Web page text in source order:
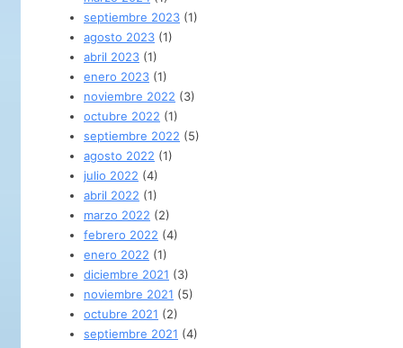
septiembre 2023 (1)
agosto 2023 (1)
abril 2023 (1)
enero 2023 (1)
noviembre 2022 (3)
octubre 2022 (1)
septiembre 2022 (5)
agosto 2022 (1)
julio 2022 (4)
abril 2022 (1)
marzo 2022 (2)
febrero 2022 (4)
enero 2022 (1)
diciembre 2021 (3)
noviembre 2021 (5)
octubre 2021 (2)
septiembre 2021 (4)